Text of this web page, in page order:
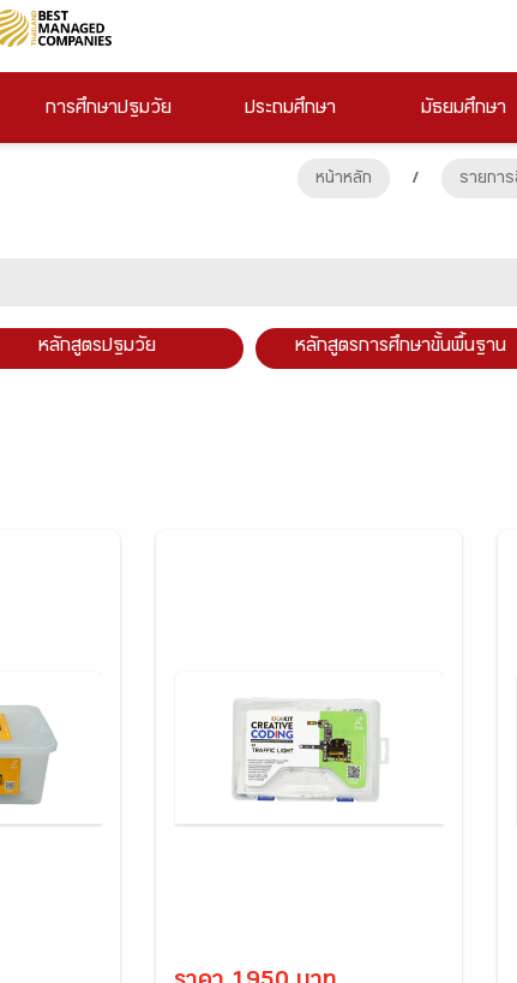
การศึกษาปฐมวัย ประถมศึกษา มัธยมศึกษา
หน้าหลัก / รายกา
หลักสูตรปฐมวัย หลักสูตรการศึกษาขั้นพื้นฐาน